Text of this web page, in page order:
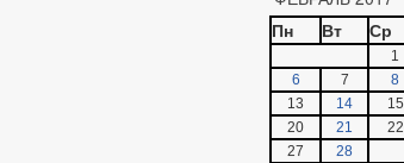
Пн
Вт Ср
1
6
7 8
13
14 15
20
21 22
27
28